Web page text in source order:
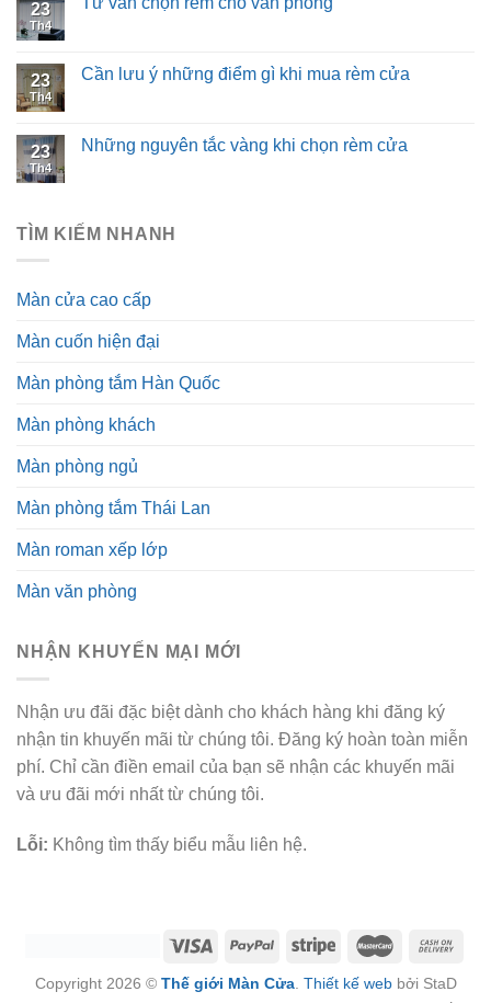
23
Th4
23
Th4
Cần lưu ý những điểm gì khi mua rèm cửa
23
Th4
Những nguyên tắc vàng khi chọn rèm cửa
TÌM KIẾM NHANH
Màn cửa cao cấp
Màn cuốn hiện đại
Màn phòng tắm Hàn Quốc
Màn phòng khách
Màn phòng ngủ
Màn phòng tắm Thái Lan
Màn roman xếp lớp
Màn văn phòng
NHẬN KHUYẾN MẠI MỚI
Nhận ưu đãi đặc biệt dành cho khách hàng khi đăng ký
nhận tin khuyến mãi từ chúng tôi. Đăng ký hoàn toàn miễn
phí. Chỉ cần điền email của bạn sẽ nhận các khuyến mãi
và ưu đãi mới nhất từ chúng tôi.
Lỗi: Không tìm thấy biểu mẫu liên hệ.
Copyright 2026 © Thế giới Màn Cửa. Thiết kế webbởi StaD